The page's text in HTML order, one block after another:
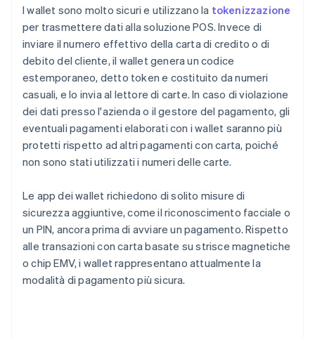
I wallet sono molto sicuri e utilizzano la tokenizzazione
per trasmettere dati alla soluzione POS. Invece di
inviare il numero effettivo della carta di credito o di
debito del cliente, il wallet genera un codice
estemporaneo, detto token e costituito da numeri
casuali, e lo invia al lettore di carte. In caso di violazione
dei dati presso l'azienda o il gestore del pagamento, gli
eventuali pagamenti elaborati con i wallet saranno più
protetti rispetto ad altri pagamenti con carta, poiché
non sono stati utilizzati i numeri delle carte.
Le app dei wallet richiedono di solito misure di
sicurezza aggiuntive, come il riconoscimento facciale o
un PIN, ancora prima di avviare un pagamento. Rispetto
alle transazioni con carta basate su strisce magnetiche
o chip EMV, i wallet rappresentano attualmente la
modalità di pagamento più sicura.